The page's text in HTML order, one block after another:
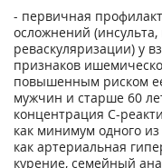
- первичная
осложнений
реваскуляризации) у
признаков
повышенным риском
мужчин и старше 60
концентрация С-
как минимум одного
как артериальная
курение, семейный